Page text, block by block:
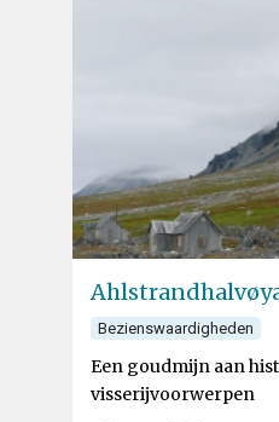
Bezienswaardigheden
Een goudmijn aan
visserijvoorwerpen